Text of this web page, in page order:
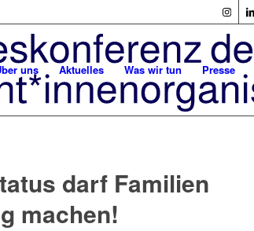
uns Aktuelles Was wir tun Presse
darf Familien
machen!